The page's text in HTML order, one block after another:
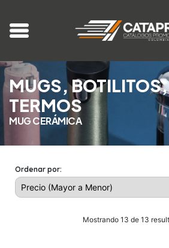
MUGS,
TERMOS
MUG CERÁMICA
Ordenar por:
Mostrando 13 de 13